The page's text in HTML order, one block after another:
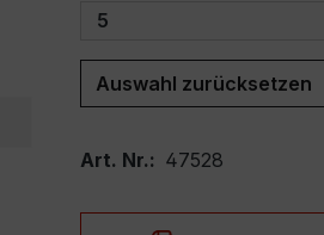
Auswahl zurücksetzen
Art. Nr.: 47528